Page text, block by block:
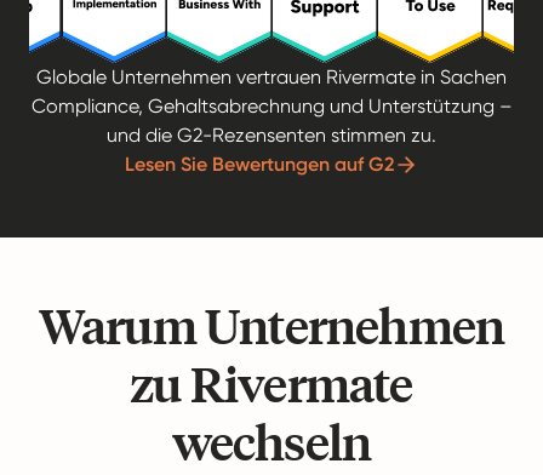
Globale Unternehmen vertrauen Rivermate in Sachen
Compliance, Gehaltsabrechnung und Unterstützung –
und die G2-Rezensenten stimmen zu.
Lesen Sie Bewertungen auf G2
Warum Unternehmen
zu Rivermate
wechseln